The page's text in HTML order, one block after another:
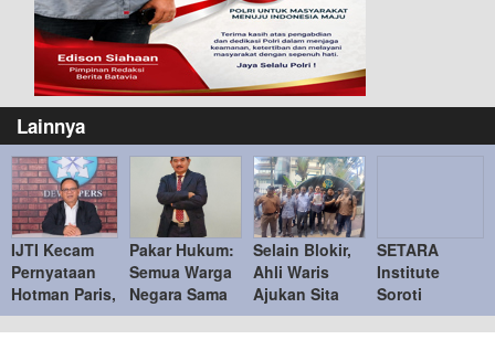
Lainnya
IJTI Kecam
Pernyataan
Hotman Paris,
Tegaskan
Menghormati
Pakar Hukum:
Semua Warga
Negara Sama
di Hadapan
Hukum
Selain Blokir,
Ahli Waris
Ajukan Sita
Jaminan
Tanah di Bukit
SETARA
Institute
Soroti
Kejanggalan
Kasus Febrie